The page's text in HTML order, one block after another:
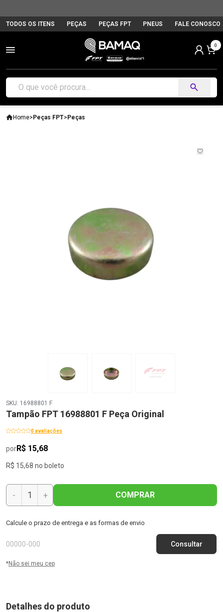
TODOS OS ITENS PEÇAS PEÇAS FPT PNEUS FALE CONOSCO
0
Home>Peças FPT>Peças
SKU: 16988801 F
Tampão FPT 16988801 F Peça Original
0 avaliações
porR$ 15,68
R$ 15,68 no boleto
- + COMPRAR
Calcule o prazo de entrega e as formas de envio
*Não sei meu cep
Detalhes do produto